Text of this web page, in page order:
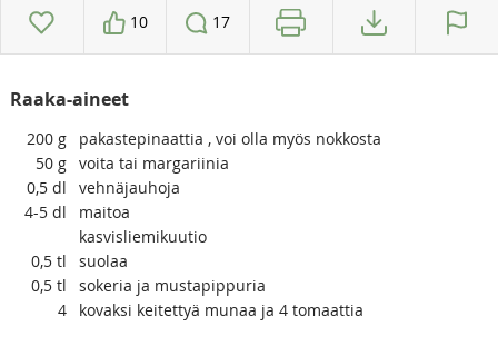
10 17
Raaka-aineet
200 g
pakastepinaattia , voi olla myös nokkosta
50 g voita tai margariinia
0,5 dl
vehnäjauhoja
4-5 dl
maitoa
kasvisliemikuutio
0,5 tl
suolaa
0,5 tl
sokeria ja mustapippuria
4
kovaksi keitettyä munaa ja 4 tomaattia